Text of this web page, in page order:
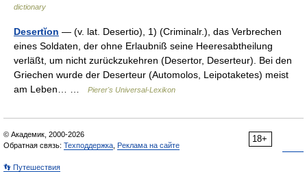
dictionary
Desertĭon — (v. lat. Desertio), 1) (Criminalr.), das Verbrechen
eines Soldaten, der ohne Erlaubniß seine Heeresabtheilung
verläßt, um nicht zurückzukehren (Desertor, Deserteur). Bei den
Griechen wurde der Deserteur (Automolos, Leipotaketes) meist
am Leben… …
Pierer's Universal-Lexikon
18+
© Академик, 2000-2026
Обратная связь: Техподдержка Реклама на сайте
👣 Путешествия